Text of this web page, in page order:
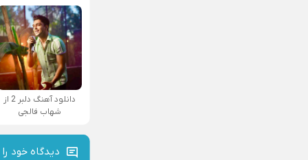
دانلود آهنگ دلبر 2 از
شهاب فالجی
دیدگاه خود